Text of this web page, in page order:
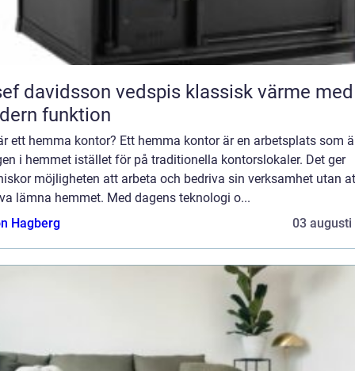
vedspis klassisk värme med
funktion
ett hemma kontor? Ett hemma kontor är en arbetsplats som
i hemmet istället för på traditionella kontorslokaler. Det ger
möjligheten att arbeta och bedriva sin verksamhet utan
lämna hemmet. Med dagens teknologi o...
Hagberg
03 augusti